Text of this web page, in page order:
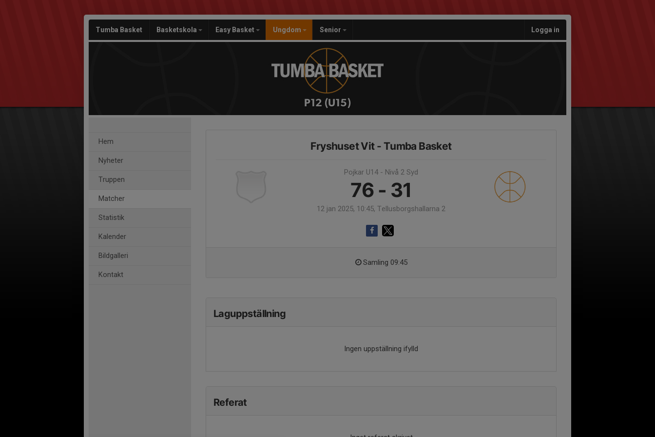
Tumba Basket Basketskola Easy Basket Ungdom Senior Logga in
P12 (U15)
Hem
Nyheter
Truppen
Matcher
Statistik
Kalender
Bildgalleri
Kontakt
Fryshuset Vit - Tumba Basket
Pojkar U14 - Nivå 2 Syd
76 - 31
12 jan 2025, 10:45, Tellusborgshallarna 2
Samling 09:45
Laguppställning
Ingen uppställning ifylld
Referat